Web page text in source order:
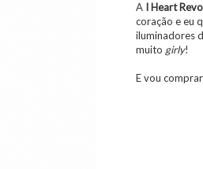
A I Heart
coração e eu
iluminadores
muito girly!
E vou